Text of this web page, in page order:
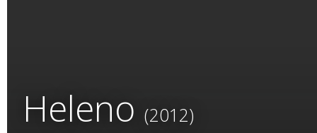
Heleno (2012)